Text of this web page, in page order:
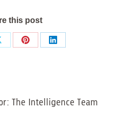
this post
Share
Share
The Intelligence Team